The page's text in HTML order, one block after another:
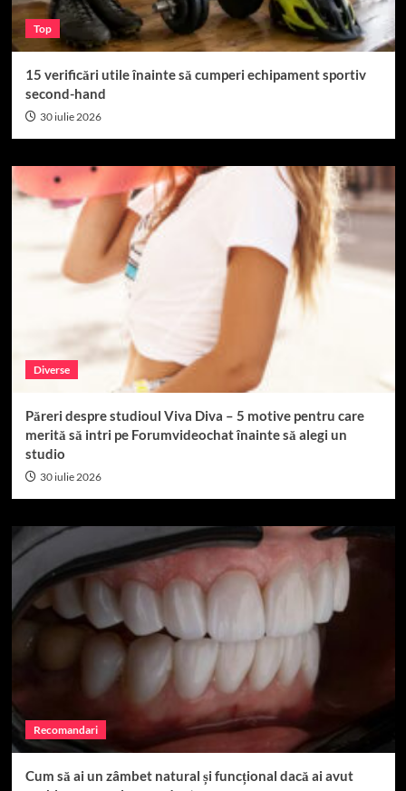
Top
15 verificări utile înainte să cumperi echipament sportiv
second-hand
30 iulie 2026
Diverse
Păreri despre studioul Viva Diva – 5 motive pentru care
merită să intri pe Forumvideochat înainte să alegi un
studio
30 iulie 2026
Recomandari
Cum să ai un zâmbet natural și funcțional dacă ai avut